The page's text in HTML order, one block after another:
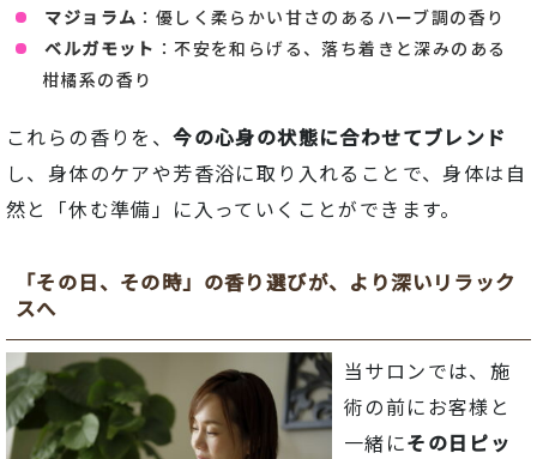
マジョラム ：優しく柔らかい甘さのあるハーブ調の香り
ベルガモット ：不安を和らげる、落ち着きと深みのある
柑橘系の香り
これらの香り を、今の心身の状態に合わせてブレンド
し、身体のケアや芳香浴に取り入れる こと で、 身体は 自
然と「休む準備」 に入って いくことができます。
「その日、 その時」 の香り選びが、 より深いリラック
スへ
当サロンでは、 施
術の前にお客様 と
一緒にその日 ピッ